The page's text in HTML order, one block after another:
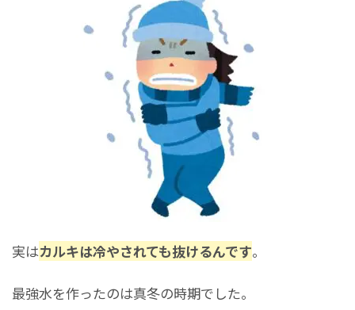
実はカルキは冷やされても抜けるんです。
最強水を作ったのは真冬の時期でした。